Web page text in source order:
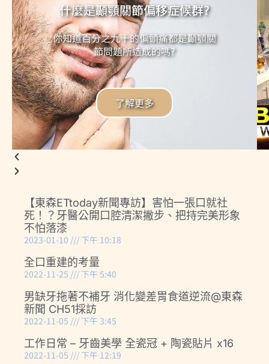
什麼是顳顎關節偏移症候群?
你知道百分之九十的偏頭痛都是顳顎關
節問題所造成的嗎?
了解更多
【東森ETtoday新聞專訪】害怕一張口就社
死！？牙醫公開口腔清潔撇步、把持完美形象
不怕落漆
2023-01-10 下午 10:18
全口重建的考量
2022-11-25 下午 5:40
男缺牙拖著不補牙 消化變差胃食道逆流@東森
新聞 CH51採訪
2022-11-05 下午 3:45
工作日常 – 牙齒美學 全瓷冠 + 陶瓷貼片 x16
2022-11-05 下午 12:19